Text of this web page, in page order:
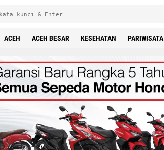
ACEH ACEH BESAR KESEHATAN PARIWISATA